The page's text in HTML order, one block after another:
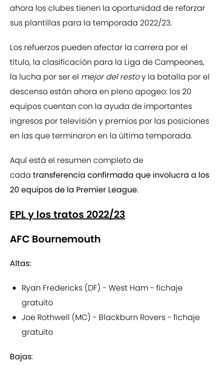
ahora los clubes tienen la oportunidad de reforzar
sus plantillas para la temporada 2022/23.
Los refuerzos pueden afectar la carrera por el
título, la clasificación para la Liga de Campeones,
la lucha por ser el mejor del restoy la batalla por el
descenso están ahora en pleno apogeo: los 20
equipos cuentan con la ayuda de importantes
ingresos por televisión y premios por las posiciones
en las que terminaron en la última temporada.
Aquí está el resumen completo de
cada transferencia confirmada que involucra a los
20 equipos de la Premier League.
EPL y los tratos 2022/23
AFC Bournemouth
Altas:
Ryan Fredericks (DF) - West Ham - fichaje
gratuito
Joe Rothwell (MC) - Blackburn Rovers - fichaje
gratuito
Bajas: